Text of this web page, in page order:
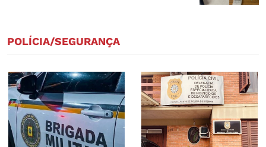
POLÍCIA/SEGURANÇA